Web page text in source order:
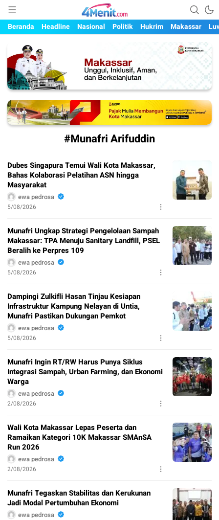
4menit.com
Mengungkap Kisah, Setiap Hari
Beranda
Headline Nasional Politik Hukrim Makassar
#Munafri Arifuddin
Dubes Singapura Temui Wali Kota Makassar,
Bahas Kolaborasi Pelatihan ASN hingga
Masyarakat
ewa pedrosa
5/08/2026
Munafri Ungkap Strategi Pengelolaan Sampah
Makassar: TPA Menuju Sanitary Landfill, PSEL
Beralih ke Perpres 109
ewa pedrosa
5/08/2026
Dampingi Zulkifli Hasan Tinjau Kesiapan
Infrastruktur Kampung Nelayan di Untia,
Munafri Pastikan Dukungan Pemkot
ewa pedrosa
5/08/2026
Munafri Ingin RT/RW Harus Punya Siklus
Integrasi Sampah, Urban Farming, dan Ekonomi
Warga
ewa pedrosa
2/08/2026
Wali Kota Makassar Lepas Peserta dan
Ramaikan Kategori 10K Makassar SMAnSA
Run 2026
ewa pedrosa
2/08/2026
Munafri Tegaskan Stabilitas dan Kerukunan
Jadi Modal Pertumbuhan Ekonomi
ewa pedrosa